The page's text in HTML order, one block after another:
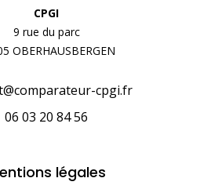
CPGI
9 rue du parc
OBERHAUSBERGEN
cpgi.fr
06 03 20 84 56
légales